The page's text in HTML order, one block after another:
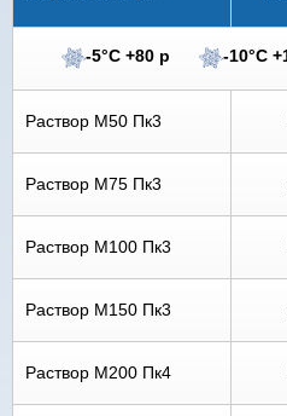
-5°C +80 р -10°C
Раствор М50 Пк3
Раствор М75 Пк3
Раствор М100 Пк3
Раствор М150 Пк3
Раствор М200 Пк4